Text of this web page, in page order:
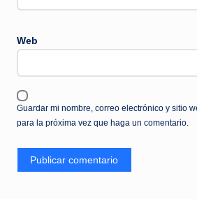
Web
Guardar mi nombre, correo electrónico y sitio
para la próxima vez que haga un comentario.